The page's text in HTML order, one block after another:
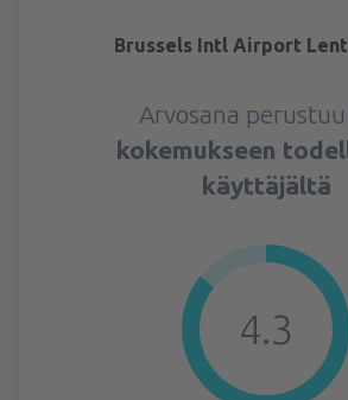
Brussels Intl Airport
Arvosana perustuu
kokemukseen
käyttäjältä
4.3